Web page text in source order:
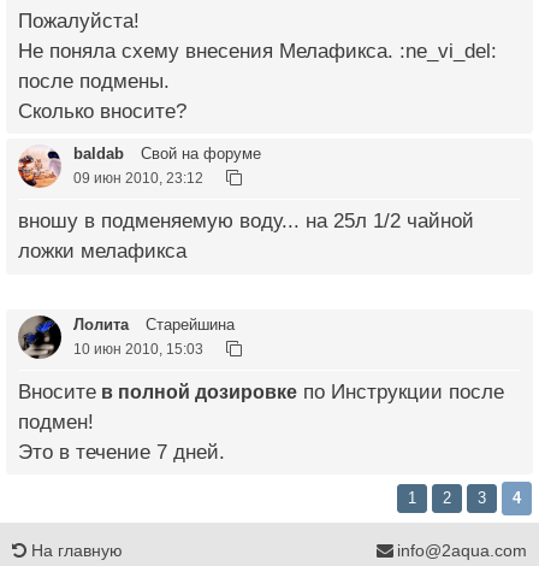
Пожалуйста!
Не поняла схему внесения Мелафикса. :ne_vi_del:
после подмены.
Сколько вносите?
baldab Свой на форуме
09 июн 2010, 23:12
вношу в подменяемую воду... на 25л 1/2 чайной
ложки мелафикса
Лолита Старейшина
10 июн 2010, 15:03
Вносите в полной дозировке по Инструкции после
подмен!
Это в течение 7 дней.
1 2 3 4
На главную info@2aqua.com